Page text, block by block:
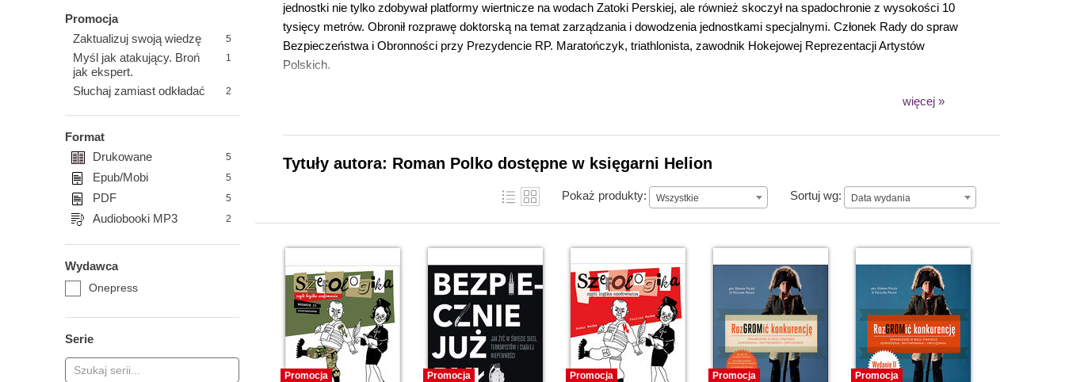
Promocja
Zaktualizuj swoją wiedzę
5
Myśl jak atakujący. Broń
jak ekspert.
1
Słuchaj zamiast odkładać 2
Format
Drukowane
5
Epub/Mobi 5
PDF 5
Audiobooki MP3 2
Wydawca
Onepress
Serie
jednostki nie tylko zdobywał platformy wiertnicze na wodach Zatoki Perskiej, ale również skoczył na spadochronie z wysokości 10
tysięcy metrów. Obronił rozprawę doktorską na temat zarządzania i dowodzenia jednostkami specjalnymi. Członek Rady do spraw
Bezpieczeństwa i Obronności przy Prezydencie RP. Maratończyk, triathlonista, zawodnik Hokejowej Reprezentacji Artystów
Polskich.
więcej »
Tytuły autora: Roman Polko dostępne w księgarni Helion
Pokaż produkty: Wszystkie Sortuj wg: Data wydania
Data wydania
Promocja Promocja Promocja Promocja Promocja